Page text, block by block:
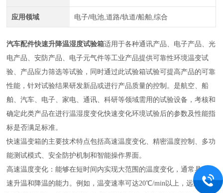
应用领域 电子/电池,道路/轨道/船舶,综合
汽车配件快速升降温湿度试验箱适用于各种通讯产品、电子产品、光
电产品、安防产品、电子元气件等工业产品提供可靠性环境温变试
验、产品应力筛选等试验，同时通过此试验箱试验可提高产品的可靠
性能，针对试验结果研发新品或进行产品质量的控制。是航空、船
舶、汽车、电子、家电、通讯、科研等领域需用的试验设备，考核和
确定此类产品在进行温湿度变化快速变化环境试验后的参数及性能指
标是否满足标准。
‌快速温变箱的主要技术特点包括高速温度变化、精密温度控制、多功
能测试模式、安全防护机制和智能操作界面‌。
高速温度变化：能够在短时间内实现大范围的温度变化，通常具有快
速升温和降温的能力。例如，温变速率可达20℃/min以上，远超传统